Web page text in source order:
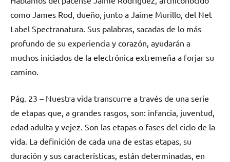
como James Rod, dueño, junto a Jaime Murillo, del Net
Label Spectranatura. Sus palabras, sacadas de lo más
profundo de su experiencia y corazón, ayudarán a
muchos iniciados de la electrónica extremeña a forjar su
camino.
Pág. 23 – Nuestra vida transcurre a través de una serie
de etapas que, a grandes rasgos, son: infancia, juventud,
edad adulta y vejez. Son las etapas o fases del ciclo de la
vida. La definición de cada una de estas etapas, su
duración y sus características, están determinadas, en